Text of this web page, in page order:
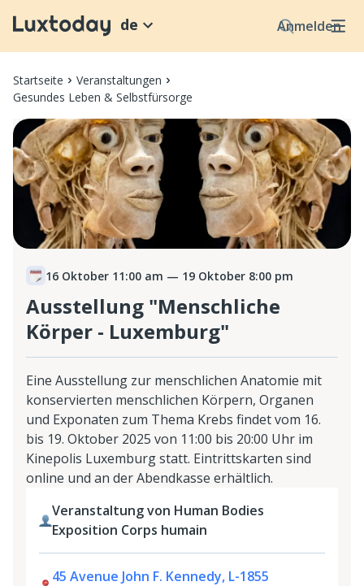
Anmelden
de
Startseite
Veranstaltungen
Gesundes Leben & Selbstfürsorge
16 Oktober 11:00 am — 19 Oktober 8:00 pm
Ausstellung "Menschliche
Körper - Luxemburg"
Eine Ausstellung zur menschlichen Anatomie mit
konservierten menschlichen Körpern, Organen
und Exponaten zum Thema Krebs findet vom 16.
bis 19. Oktober 2025 von 11:00 bis 20:00 Uhr im
Kinepolis Luxemburg statt. Eintrittskarten sind
online und an der Abendkasse erhältlich.
Veranstaltung von Human Bodies
Exposition Corps humain
45 Avenue John F. Kennedy, L-1855